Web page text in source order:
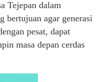
Tejepan dalam
bertujuan agar generasi
pesat, dapat
masa depan cerdas